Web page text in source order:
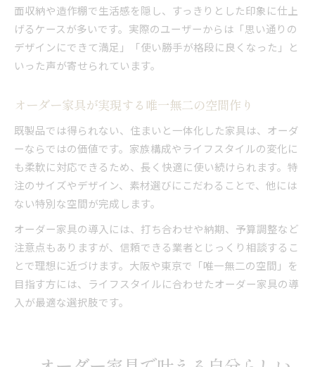
面収納や造作棚で生活感を隠し、すっきりとした印象に仕上
げるケースが多いです。実際のユーザーからは「思い通りの
デザインにできて満足」「使い勝手が格段に良くなった」と
いった声が寄せられています。
オーダー家具が実現する唯一無二の空間作り
既製品では得られない、住まいと一体化した家具は、オーダ
ーならではの価値です。家族構成やライフスタイルの変化に
も柔軟に対応できるため、長く快適に使い続けられます。特
注のサイズやデザイン、素材選びにこだわることで、他には
ない特別な空間が完成します。
オーダー家具の導入には、打ち合わせや納期、予算調整など
注意点もありますが、信頼できる業者とじっくり相談するこ
とで理想に近づけます。大阪や東京で「唯一無二の空間」を
目指す方には、ライフスタイルに合わせたオーダー家具の導
入が最適な選択肢です。